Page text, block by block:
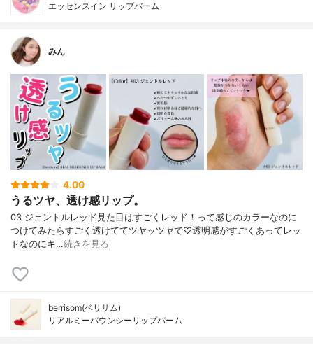
エッセンスイン リップバーム
みん
4.00
うるツヤ、透け感リップ。
03 ジェントルレッド見た目はすごくレッド！って感じのカラーなのに
つけてみたらすごく透けててツヤッツヤで♡透明感がすごくあってレッ
ドなのにキ…続きを見る
berrisom(ベリサム)
リアルミーバウンシーリップバーム